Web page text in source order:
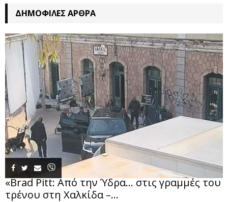
ΔΗΜΟΦΙΛΈΣ ΆΡΘΡΑ
«Brad Pitt: Από την Ύδρα… στις γραμμές του
τρένου στη Χαλκίδα –...